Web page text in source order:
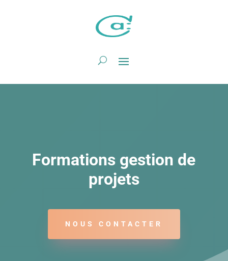
Formations gestion de
projets
NOUS CONTACTER